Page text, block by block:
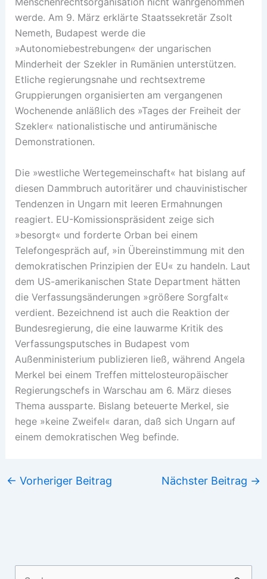
werde. Am 9. März erklärte Staatssekretär Zsolt
Nemeth, Budapest werde die
»Autonomiebestrebungen« der ungarischen
Minderheit der Szekler in Rumänien unterstützen.
Etliche regierungsnahe und rechtsextreme
Gruppierungen organisierten am vergangenen
Wochenende anläßlich des »Tages der Freiheit der
Szekler« nationalistische und antirumänische
Demonstrationen.
Die »westliche Wertegemeinschaft« hat bislang auf
diesen Dammbruch autoritärer und chauvinistischer
Tendenzen in Ungarn mit leeren Ermahnungen
reagiert. EU-Komissionspräsident zeige sich
»besorgt« und forderte Orban bei einem
Telefongespräch auf, »in Übereinstimmung mit den
demokratischen Prinzipien der EU« zu handeln. Laut
dem US-amerikanischen State Department hätten
die Verfassungsänderungen »größere Sorgfalt«
verdient. Bezeichnend ist auch die Reaktion der
Bundesregierung, die eine lauwarme Kritik des
Verfassungsputsches in Budapest vom
Außenministerium publizieren ließ, während Angela
Merkel bei einem Treffen mittelosteuropäischer
Regierungschefs in Warschau am 6. März dieses
Thema aussparte. Bislang beteuerte Merkel, sie
hege »keine Zweifel« daran, daß sich Ungarn auf
einem demokratischen Weg befinde.
← Vorheriger Beitrag Nächster Beitrag →